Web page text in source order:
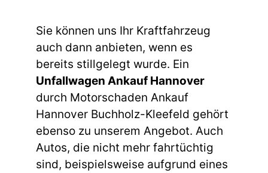
Sie können uns Ihr Kraftfahrzeug
auch dann anbieten, wenn es
bereits stillgelegt wurde. Ein
Unfallwagen Ankauf Hannover
durch Motorschaden Ankauf
Hannover Buchholz-Kleefeld gehört
ebenso zu unserem Angebot. Auch
Autos, die nicht mehr fahrtüchtig
sind, beispielsweise aufgrund eines